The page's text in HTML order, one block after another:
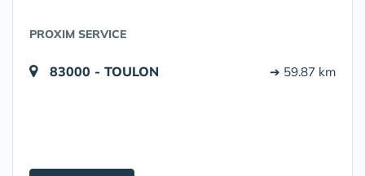
PROXIM SERVICE
83000 - TOULON ➔ 59.87 km